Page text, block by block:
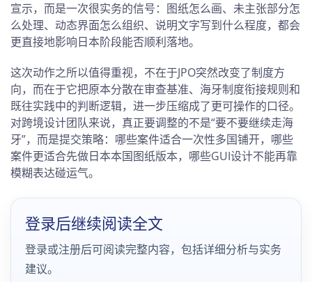
宣示，而是一次很实务的信号：图纸怎么画、未主张部分怎
么处理、动态界面怎么组织、说明文字写到什么程度，都会
更直接地影响日本阶段能否顺利落地。
这次动作之所以值得重视，不在于JPO突然改变了制度方
向，而在于它把原本分散在审查基准、海牙制度衔接规则和
既往实践中的判断逻辑，进一步压缩成了更可操作的口径。
对跨境设计团队来说，真正要调整的不是“要不要继续走海
牙”，而是提交策略：哪些案件适合一次性多国铺开，哪些
案件更适合先做日本本国图纸版本，哪些GUI设计不能再靠
模糊表达碰运气。
登录后继续阅读全文
登录或注册后可阅读完整内容，包括详细分析与实务
建议。